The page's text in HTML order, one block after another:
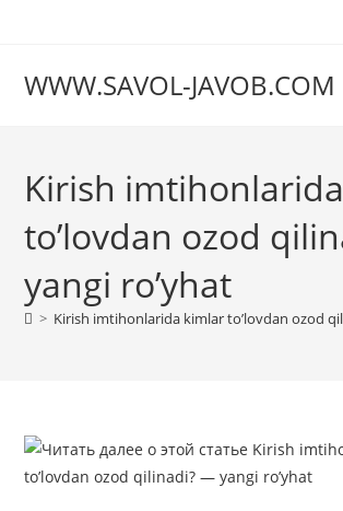
WWW.SAVOL-JAVOB.COM
Kirish
to’lovdan ozod
yangi ro’yhat
> Kirish imtihonlarida kimlar to’lovdan ozod